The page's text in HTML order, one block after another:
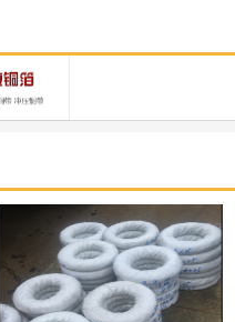
15,105 -70
331,000 -10,000
92,000 1,000
88,000 1,000